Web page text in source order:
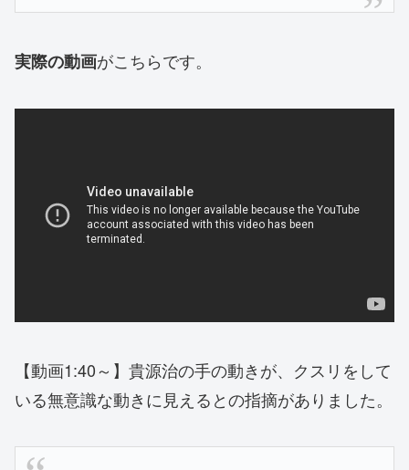
実際の動画がこちらです。
【動画1:40～】貴源治の手の動きが、クスリをして
いる無意識な動きに見えるとの指摘がありました。